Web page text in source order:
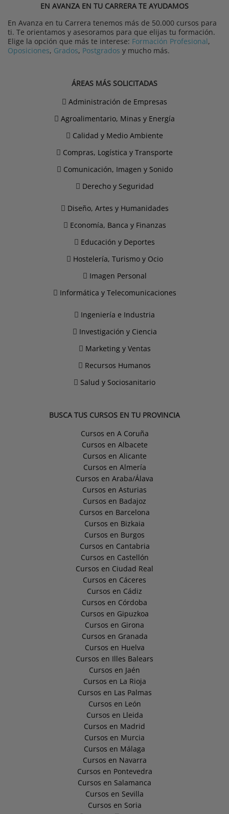
EN AVANZA EN TU CARRERA TE AYUDAMOS
En Avanza en tu Carrera tenemos más de 50.000 cursos para
ti. Te orientamos y asesoramos para que elijas tu formación.
Elige la opción que más te interese: Formación Profesional,
Oposiciones, Grados, Postgrados y mucho más.
ÁREAS MÁS SOLICITADAS
Administración de Empresas
Agroalimentario, Minas y Energía
Calidad y Medio Ambiente
Compras, Logística y Transporte
Comunicación, Imagen y Sonido
Derecho y Seguridad
Diseño, Artes y Humanidades
Economía, Banca y Finanzas
Educación y Deportes
Hostelería, Turismo y Ocio
Imagen Personal
Informática y Telecomunicaciones
Ingeniería e Industria
Investigación y Ciencia
Marketing y Ventas
Recursos Humanos
Salud y Sociosanitario
BUSCA TUS CURSOS EN TU PROVINCIA
Cursos en A Coruña
Cursos en Albacete
Cursos en Alicante
Cursos en Almería
Cursos en Araba/Álava
Cursos en Asturias
Cursos en Badajoz
Cursos en Barcelona
Cursos en Bizkaia
Cursos en Burgos
Cursos en Cantabria
Cursos en Castellón
Cursos en Ciudad Real
Cursos en Cáceres
Cursos en Cádiz
Cursos en Córdoba
Cursos en Gipuzkoa
Cursos en Girona
Cursos en Granada
Cursos en Huelva
Cursos en Illes Balears
Cursos en Jaén
Cursos en La Rioja
Cursos en Las Palmas
Cursos en León
Cursos en Lleida
Cursos en Madrid
Cursos en Murcia
Cursos en Málaga
Cursos en Navarra
Cursos en Pontevedra
Cursos en Salamanca
Cursos en Sevilla
Cursos en Soria